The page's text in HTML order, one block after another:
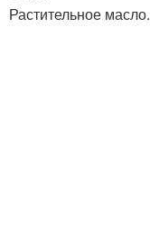
Растительное масло.